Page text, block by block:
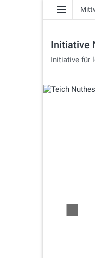
Initiative
Initiative für